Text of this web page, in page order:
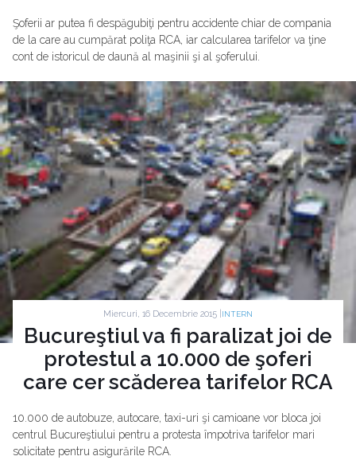
Şoferii ar putea fi despăgubiţi pentru accidente chiar de compania
de la care au cumpărat poliţa RCA, iar calcularea tarifelor va ţine
cont de istoricul de daună al maşinii şi al şoferului.
Miercuri, 16 Decembrie 2015 | INTERN
Bucureştiul va fi paralizat joi de
protestul a 10.000 de şoferi
care cer scăderea tarifelor RCA
10.000 de autobuze, autocare, taxi-uri şi camioane vor bloca joi
centrul Bucureştiului pentru a protesta împotriva tarifelor mari
solicitate pentru asigurările RCA.